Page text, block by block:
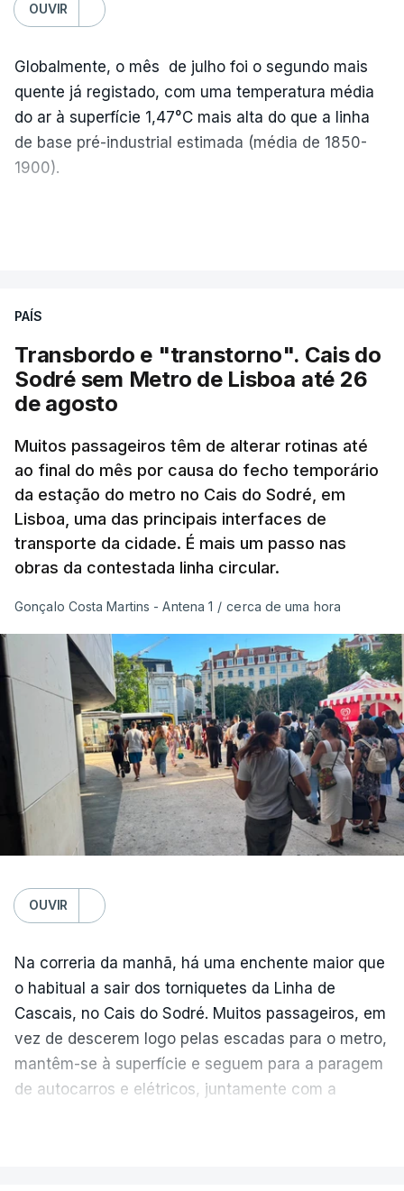
OUVIR
Globalmente, o mês de julho foi o segundo mais
quente já registado, com uma temperatura média
do ar à superfície 1,47°C mais alta do que a linha
de base pré-industrial estimada (média de 1850-
1900).
excecional de calor extremo neste verão.
Embora estas tenham sido menos intensas do que
as ondas de calor de junho, a sequência geral de
ondas de calor desde maio permanece excecional
para a região.
São os dados do mais recente relatório do
Copernicus, o sistema de Observação da Terra
do programa espacial da União Europeia.
Médio Prazo, reforça que "julho de 2026 foi o
terceiro mês consecutivo de calor excecional na
Europa Ocidental, elevando a temperatura
combinada de junho e julho a um novo recorde
para a região”.
PAÍS
Transbordo e "transtorno". Cais do
Sodré sem Metro de Lisboa até 26
de agosto
Muitos passageiros têm de alterar rotinas até
ao final do mês por causa do fecho temporário
da estação do metro no Cais do Sodré, em
Lisboa, uma das principais interfaces de
transporte da cidade. É mais um passo nas
obras da contestada linha circular.
Gonçalo Costa Martins - Antena 1 / cerca de uma hora
OUVIR
Na correria da manhã, há uma enchente maior que
o habitual a sair dos torniquetes da Linha de
Cascais, no Cais do Sodré. Muitos passageiros, em
vez de descerem logo pelas escadas para o metro,
mantêm-se à superfície e seguem para a paragem
de autocarros e elétricos, juntamente com a